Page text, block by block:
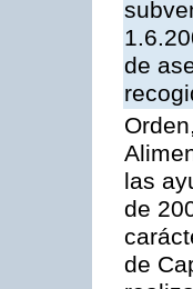
de
las
de
de